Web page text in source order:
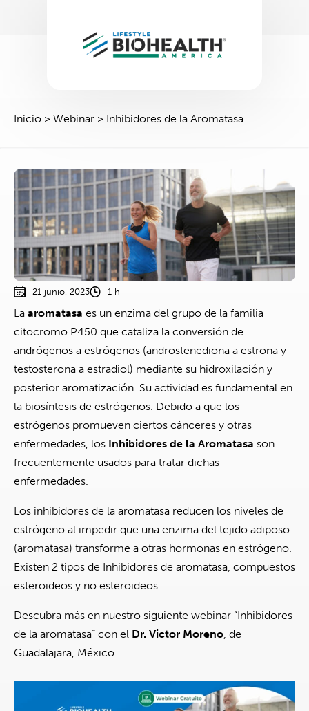
Inicio > Webinar > Inhibidores de la Aromatasa
21 junio, 2023 1 h
La aromatasa es un enzima del grupo de la familia
citocromo P450 que cataliza la conversión de
andrógenos a estrógenos (androstenediona a estrona y
testosterona a estradiol) mediante su hidroxilación y
posterior aromatización. Su actividad es fundamental en
la biosíntesis de estrógenos. Debido a que los
estrógenos promueven ciertos cánceres y otras
enfermedades, los Inhibidores de la Aromatasa son
frecuentemente usados para tratar dichas
enfermedades.
Los inhibidores de la aromatasa reducen los niveles de
estrógeno al impedir que una enzima del tejido adiposo
(aromatasa) transforme a otras hormonas en estrógeno.
Existen 2 tipos de Inhibidores de aromatasa, compuestos
esteroideos y no esteroideos.
Descubra más en nuestro siguiente webinar “Inhibidores
de la aromatasa” con el Dr. Victor Moreno, de
Guadalajara, México